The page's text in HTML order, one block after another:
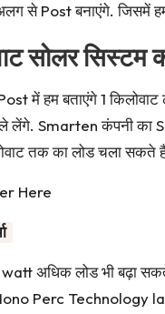
से Post बनाएंगे. जिसमें
सोलर सिस्टम
में हम बताएंगे 1 किलोवाट
लेंगे. Smarten कंपनी का
तक का लोड चला सकते
Here
अधिक लोड भी बढ़ा
Perc Technology